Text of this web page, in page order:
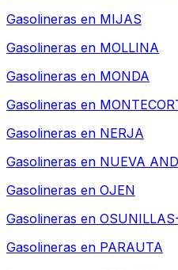
Gasolineras en MIJAS
Gasolineras en MOLLINA
Gasolineras en MONDA
Gasolineras en
Gasolineras en NERJA
Gasolineras en NUEVA
Gasolineras en OJEN
Gasolineras en
Gasolineras en PARAUTA